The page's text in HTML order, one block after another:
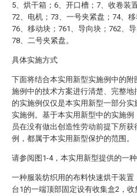
5、烘干箱；6、开口槽；7、收卷装
72、电机；73、一号夹紧盘；74、移
76、移动块；761、导向块；762、
78、二号夹紧盘。
具体实施方式
下面将结合本实用新型实施例中的附
施例中的技术方案进行清楚、完整地
的实施例仅仅是本实用新型一部分实
实施例。基于本实用新型中的实施例
员在没有做出创造性劳动前提下所
例，都属于本实用新型保护的范围。
请参阅图1-4，本实用新型提供的一种
一种服装纺织用的布料快速烘干装置
台1的一端顶部固定设有收集盒2，